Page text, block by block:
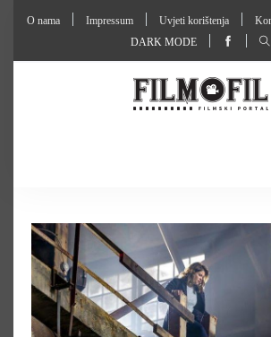
O nama Impressum Uvjeti korištenja
DARK MODE